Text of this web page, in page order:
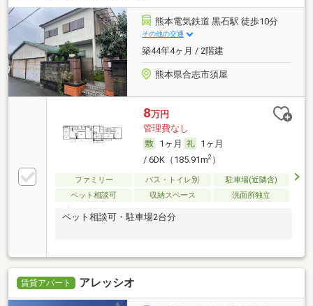
熊本電気鉄道 黒石駅 徒歩10分
その他の交通
築44年4ヶ月 / 2階建
熊本県合志市須屋
8万円
管理費なし
1ヶ月
1ヶ月
/ 6DK（185.91m2）
ファミリー バス・トイレ別
駐車場(近隣含)
ペット相談可
収納スペース 洗面所独立
ペット相談可・駐車場2台分
賃貸アパート アレッシオ